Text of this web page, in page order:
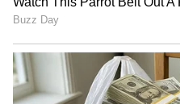
ಜೀರಿಗೆ ಡಬ್ಬ ಪವರ್‌ಫುಲ್‌